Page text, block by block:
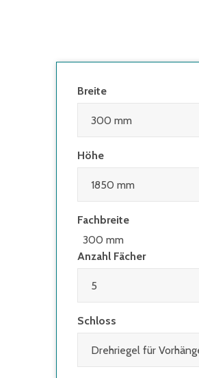
Breite
Höhe
Fachbreite
300 mm
Anzahl Fächer
Schloss